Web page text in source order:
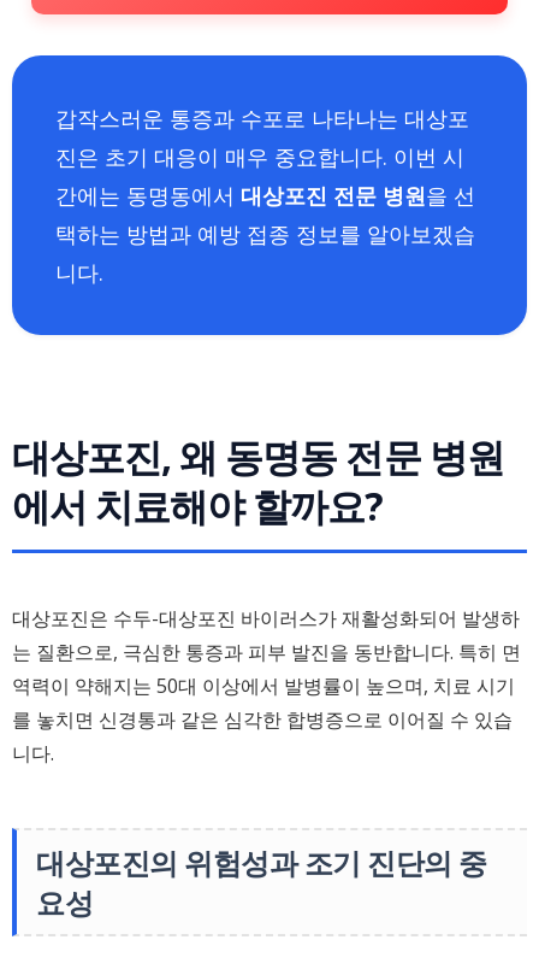
갑작스러운 통증과 수포로 나타나는 대상포
진은 초기 대응이 매우 중요합니다. 이번 시
간에는 동명동에서 대상포진 전문 병원을 선
택하는 방법과 예방 접종 정보를 알아보겠습
니다.
대상포진, 왜 동명동 전문 병원
에서 치료해야 할까요?
대상포진은 수두-대상포진 바이러스가 재활성화되어 발생하
는 질환으로, 극심한 통증과 피부 발진을 동반합니다. 특히 면
역력이 약해지는 50대 이상에서 발병률이 높으며, 치료 시기
를 놓치면 신경통과 같은 심각한 합병증으로 이어질 수 있습
니다.
대상포진의 위험성과 조기 진단의 중
요성